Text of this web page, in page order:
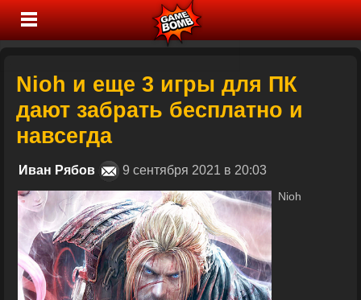
Nioh и еще 3 игры для ПК
дают забрать бесплатно и
навсегда
Иван Рябов 9 сентября 2021 в 20:03
Nioh